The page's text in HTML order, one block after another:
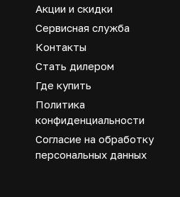
Акции и скидки
Сервисная служба
Контакты
Стать дилером
Где купить
Политика
конфиденциальности
Согласие на обработку
персональных данных